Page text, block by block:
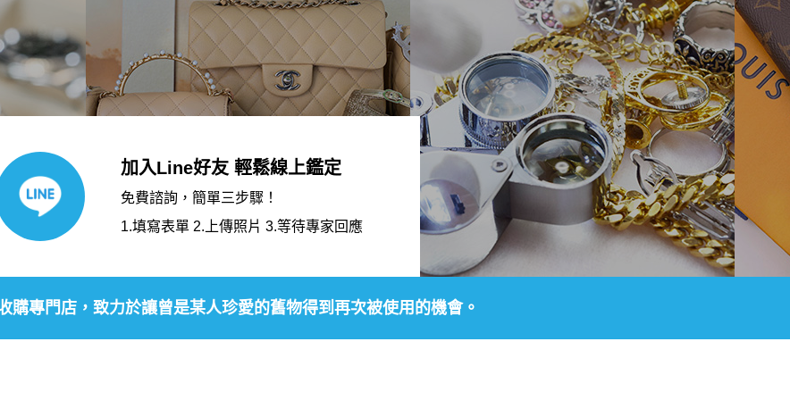
加入Line好友 輕鬆線上鑑定
免費諮詢，簡單三步驟！
1.填寫表單 2.上傳照片 3.等待專家回應
購專門店，致力於讓曾是某人珍愛的舊物得到再次被使用的機會。